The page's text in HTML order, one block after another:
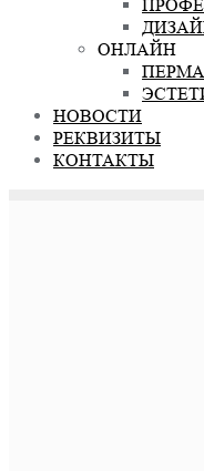
ОНЛАЙН
НОВОСТИ
РЕКВИЗИТЫ
КОНТАКТЫ